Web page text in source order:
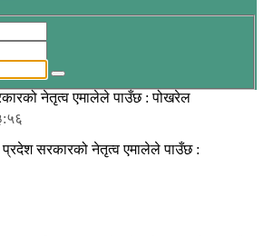
नेतृत्व एमालेले पाउँछ : पोखरेल